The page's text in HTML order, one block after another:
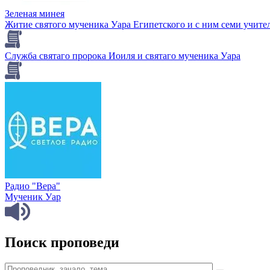
Зеленая минея
Житие святого мученика Уара Египетского и с ним семи
Служба святаго пророка Иоиля и святаго мученика Уара
Радио "Вера"
Мученик Уар
Поиск проповеди